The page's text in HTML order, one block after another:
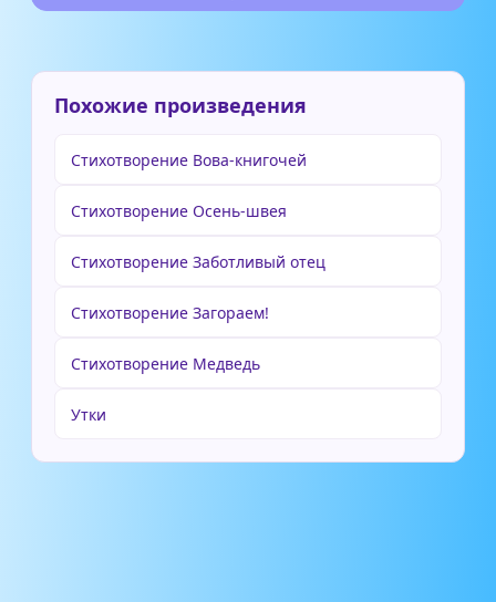
Похожие произведения
Стихотворение Вова-книгочей
Стихотворение Осень-швея
Стихотворение Заботливый отец
Стихотворение Загораем!
Стихотворение Медведь
Утки